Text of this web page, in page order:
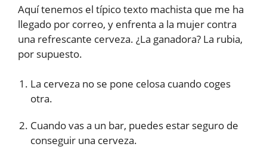
Aquí tenemos el típico texto machista que me ha
llegado por correo, y enfrenta a la mujer contra
una refrescante cerveza. ¿La ganadora? La rubia,
por supuesto.
La cerveza no se pone celosa cuando coges
otra.
Cuando vas a un bar, puedes estar seguro de
conseguir una cerveza.